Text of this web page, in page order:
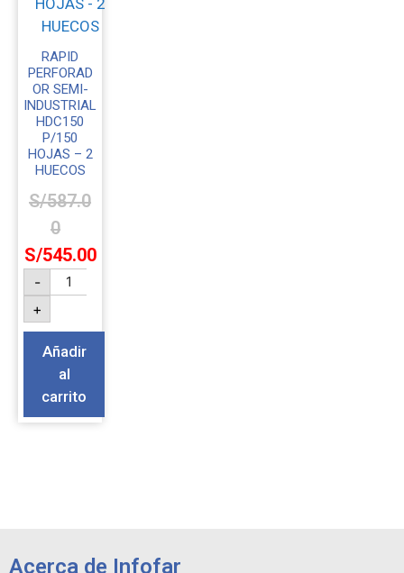
RAPID
PERFORAD
OR SEMI-
INDUSTRIAL
HDC150
P/150
HOJAS – 2
HUECOS
S/587.0
0
S/545.00
-
+
Añadir
al
carrito
Acerca de Infofar